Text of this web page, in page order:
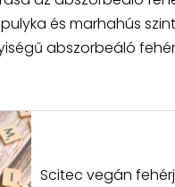
és marhahús
abszorbeáló
Scitec vegán